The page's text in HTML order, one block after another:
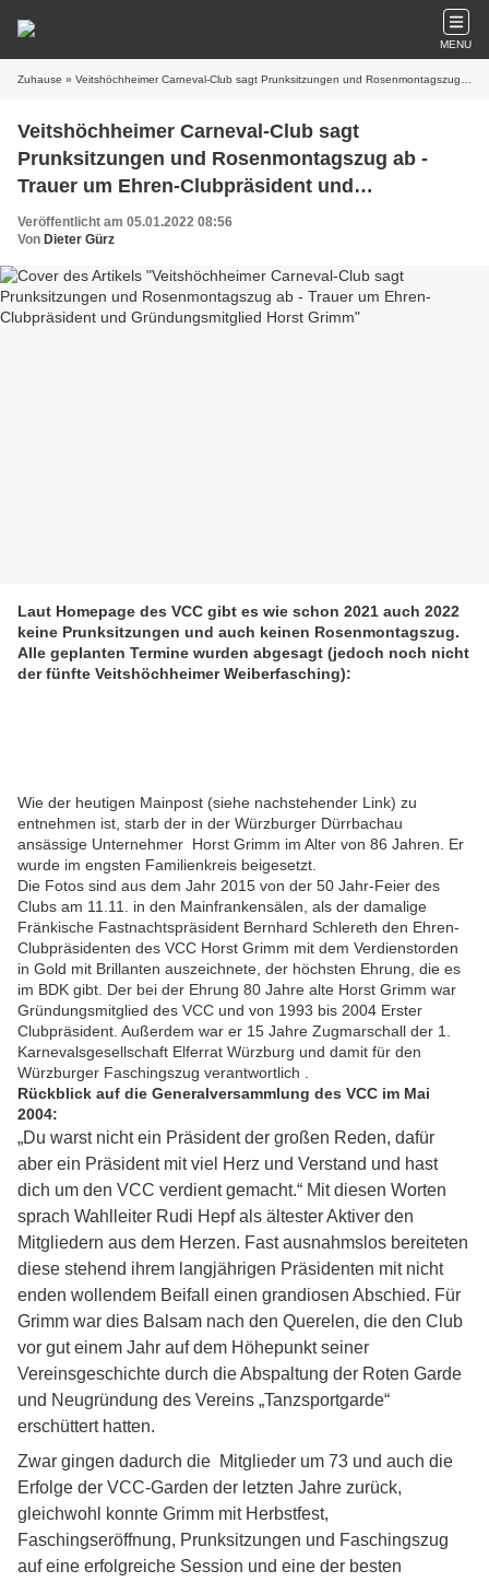
MENU
Zuhause » Veitshöchheimer Carneval-Club sagt Prunksitzungen und Rosenmontagszug ab - Trauer um Ehren-Clubpräsident und Gründungsmitglied Horst Grimm
Veitshöchheimer Carneval-Club sagt
Prunksitzungen und Rosenmontagszug ab -
Trauer um Ehren-Clubpräsident und
Gründungsmitglied Horst Grimm
Veröffentlicht am 05.01.2022 08:56
Von Dieter Gürz
Laut Homepage des VCC gibt es wie schon 2021 auch 2022
keine Prunksitzungen und auch keinen Rosenmontagszug.
Alle geplanten Termine wurden abgesagt (jedoch noch nicht
der fünfte Veitshöchheimer Weiberfasching):
Wie der heutigen Mainpost (siehe nachstehender Link) zu
entnehmen ist, starb der in der Würzburger Dürrbachau
ansässige Unternehmer Horst Grimm im Alter von 86 Jahren. Er
wurde im engsten Familienkreis beigesetzt.
Die Fotos sind aus dem Jahr 2015 von der 50 Jahr-Feier des
Clubs am 11.11. in den Mainfrankensälen, als der damalige
Fränkische Fastnachtspräsident Bernhard Schlereth den Ehren-
Clubpräsidenten des VCC Horst Grimm mit dem Verdienstorden
in Gold mit Brillanten auszeichnete, der höchsten Ehrung, die es
im BDK gibt. Der bei der Ehrung 80 Jahre alte Horst Grimm war
Gründungsmitglied des VCC und von 1993 bis 2004 Erster
Clubpräsident. Außerdem war er 15 Jahre Zugmarschall der 1.
Karnevalsgesellschaft Elferrat Würzburg und damit für den
Würzburger Faschingszug verantwortlich .
Rückblick auf die Generalversammlung des VCC im Mai
2004:
„Du warst nicht ein Präsident der großen Reden, dafür
aber ein Präsident mit viel Herz und Verstand und hast
dich um den VCC verdient gemacht.“ Mit diesen Worten
sprach Wahlleiter Rudi Hepf als ältester Aktiver den
Mitgliedern aus dem Herzen. Fast ausnahmslos bereiteten
diese stehend ihrem langjährigen Präsidenten mit nicht
enden wollendem Beifall einen grandiosen Abschied. Für
Grimm war dies Balsam nach den Querelen, die den Club
vor gut einem Jahr auf dem Höhepunkt seiner
Vereinsgeschichte durch die Abspaltung der Roten Garde
und Neugründung des Vereins „Tanzsportgarde“
erschüttert hatten.
Zwar gingen dadurch die Mitglieder um 73 und auch die
Erfolge der VCC-Garden der letzten Jahre zurück,
gleichwohl konnte Grimm mitHerbstfest,
Faschingseröffnung, Prunksitzungen und Faschingszug
auf eine erfolgreiche Session und eine der besten